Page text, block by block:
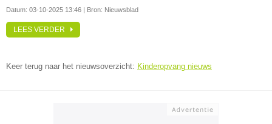
Datum: 03-10-2025 13:46 | Bron: Nieuwsblad
LEES VERDER
Keer terug naar het nieuwsoverzicht: Kinderopvang nieuws